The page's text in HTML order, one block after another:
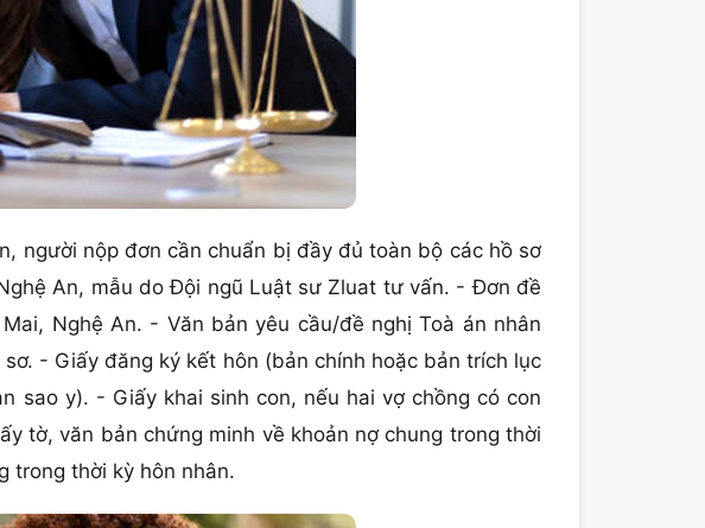
người nộp đơn cần chuẩn bị đầy đủ toàn bộ các hồ sơ
An, mẫu do Đội ngũ Luật sư Zluat tư vấn. - Đơn đề
Nghệ An. - Văn bản yêu cầu/đề nghị Toà án nhân
- Giấy đăng ký kết hôn (bản chính hoặc bản trích lục
sao y). - Giấy khai sinh con, nếu hai vợ chồng có con
tờ, văn bản chứng minh về khoản nợ chung trong thời
trong thời kỳ hôn nhân.